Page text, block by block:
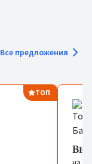
Все предложения
ТОП